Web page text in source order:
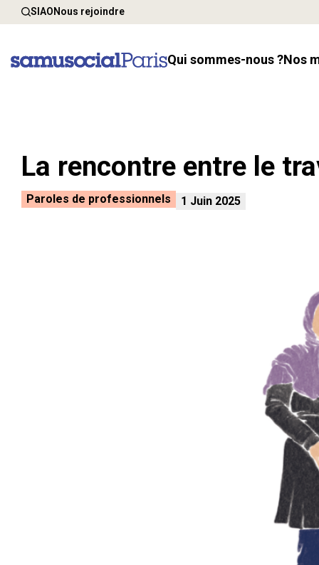
SIAONous rejoindre
Qui sommes-nous ? Nos
La rencontre entre le
Paroles de professionnels 1 Juin 2025